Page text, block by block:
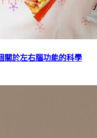
關於左右腦功能的科學